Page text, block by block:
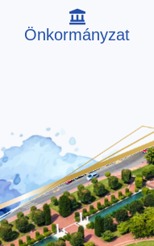
Önkormányzat